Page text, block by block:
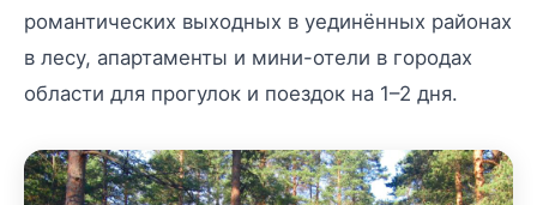
романтических выходных в уединённых районах
в лесу, апартаменты и мини-отели в городах
области для прогулок и поездок на 1–2 дня.